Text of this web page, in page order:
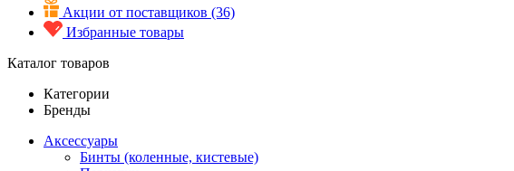
Акции от поставщиков (36)
Избранные товары
Каталог товаров
Категории
Бренды
Аксессуары
Бинты (коленные, кистевые)